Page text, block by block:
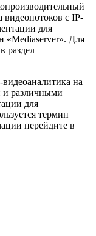
видеопотоков с IP-
для
«Mediaserver». Для
раздел
на
и различными
для
термин
перейдите в